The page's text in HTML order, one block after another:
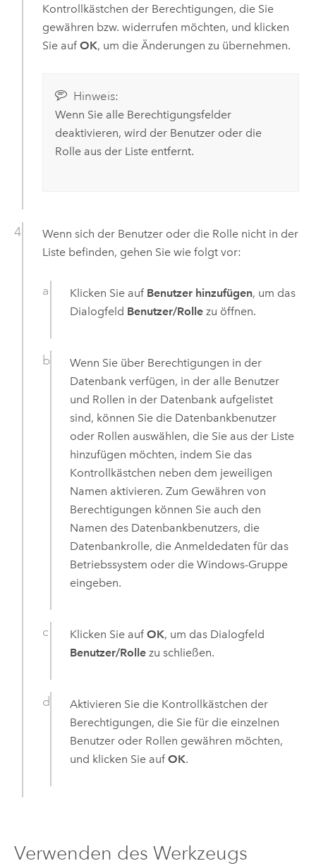
Kontrollkästchen der Berechtigungen, die Sie
gewähren bzw. widerrufen möchten, und klicken
Sie auf OK, um die Änderungen zu übernehmen.
Hinweis:
Wenn Sie alle Berechtigungsfelder
deaktivieren, wird der Benutzer oder die
Rolle aus der Liste entfernt.
Wenn sich der Benutzer oder die Rolle nicht in der
Liste befinden, gehen Sie wie folgt vor:
Klicken Sie auf Benutzer hinzufügen, um das
Dialogfeld Benutzer/Rolle zu öffnen.
Wenn Sie über Berechtigungen in der
Datenbank verfügen, in der alle Benutzer
und Rollen in der Datenbank aufgelistet
sind, können Sie die Datenbankbenutzer
oder Rollen auswählen, die Sie aus der Liste
hinzufügen möchten, indem Sie das
Kontrollkästchen neben dem jeweiligen
Namen aktivieren. Zum Gewähren von
Berechtigungen können Sie auch den
Namen des Datenbankbenutzers, die
Datenbankrolle, die Anmeldedaten für das
Betriebssystem oder dieWindows-Gruppe
eingeben.
Klicken Sie aufOK, um das Dialogfeld
Benutzer/Rolle zu schließen.
Aktivieren Sie die Kontrollkästchen der
Berechtigungen, die Sie für die einzelnen
Benutzer oder Rollen gewähren möchten,
und klicken Sie aufOK.
Verwenden des Werkzeugs